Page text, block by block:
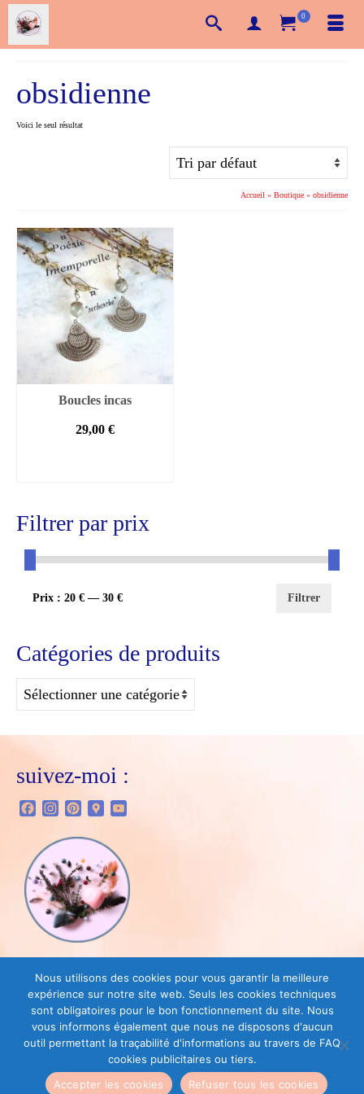
0
obsidienne
Voici le seul résultat
Accueil » Boutique » obsidienne
Boucles incas
29,00 €
a
plusieurs
variations.
peuvent
sur
du
Filtrer par prix
Prix
Prix Filtrer
Prix : 20 € — 30 €
Catégories de produits
suivez-moi :
FacebookInstagramPinterestGoogle
Vous trouverez dans la boutique :
CONTACT Politique de confidentialité
Conditions générales de vente Mentions légales
Nous utilisons des cookies pour vous garantir la meilleure
expérience sur notre site web. Seuls les cookies techniques
sont obligatoires pour le bon fonctionnement du site. Nous
vous informons également que nous ne disposons d'aucun
outil permettant la traçabilité d'informations au travers de FAQ
cookies publicitaires ou tiers.
Accepter les cookies
Refuser tous les cookies